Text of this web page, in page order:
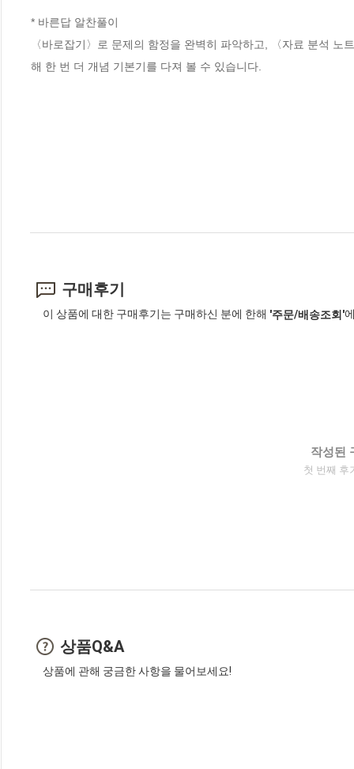
* 바른답 알찬풀이
〈바로잡기〉로 문제의 함정을 완벽히 파악하고, 〈자료 분석
해 한 번 더 개념 기본기를 다져 볼 수 있습니다.
구매후기
이 상품에 대한 구매후기는 구매하신 분에 한해 '주문/배송조회'
작성된
첫 번째 후
상품Q&A
상품에 관해 궁금한 사항을 물어보세요!